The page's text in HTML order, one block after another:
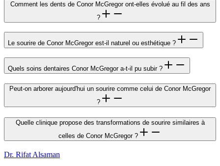
Comment les dents de Conor McGregor ont-elles évolué au fil des ans
?
Le sourire de Conor McGregor est-il naturel ou esthétique ?
Quels soins dentaires Conor McGregor a-t-il pu subir ?
Peut-on arborer aujourd'hui un sourire comme celui de Conor McGregor
?
Quelle clinique propose des transformations de sourire similaires à
celles de Conor McGregor ?
Dr. Rifat Alsaman